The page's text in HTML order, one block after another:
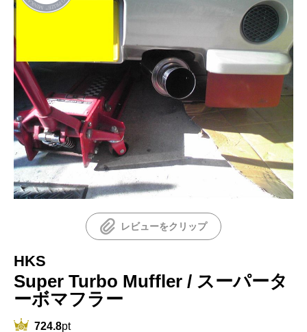
レビューをクリップ
HKS
Super Turbo Muffler / スーパータ
ーボマフラー
724.8pt